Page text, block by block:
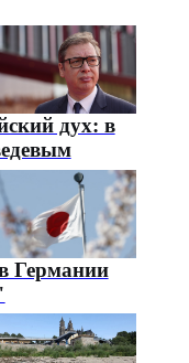
дух: в
Германии